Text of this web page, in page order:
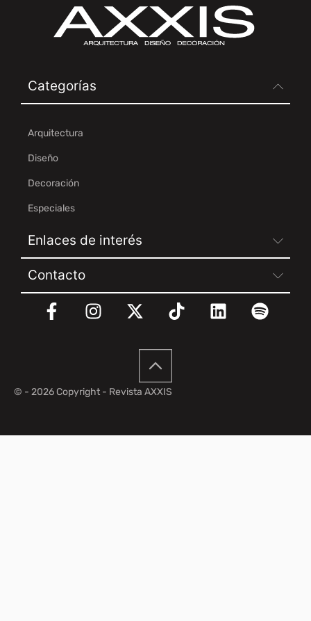
Categorías
Arquitectura
Diseño
Decoración
Especiales
Enlaces de interés
Contacto
© - 2026 Copyright - Revista AXXIS